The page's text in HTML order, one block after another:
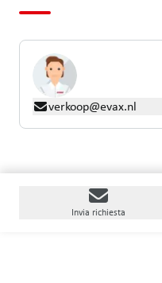
verkoop@evax.nl
Invia richiesta